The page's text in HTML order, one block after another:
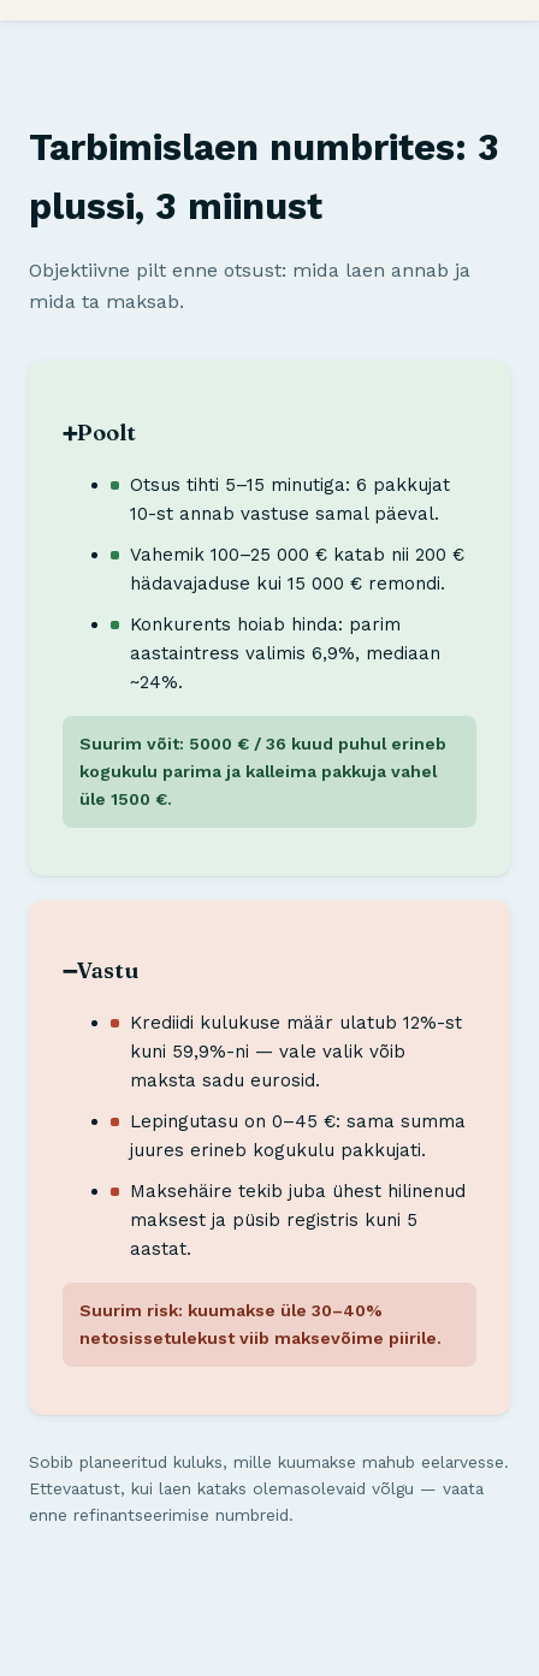
Tarbimislaen numbrites: 3
plussi, 3 miinust
Objektiivne pilt enne otsust: mida laen annab ja
mida ta maksab.
➕Poolt
Otsus tihti 5–15 minutiga: 6 pakkujat
10-st annab vastuse samal päeval.
Vahemik 100–25 000 € katab nii 200 €
hädavajaduse kui 15 000 € remondi.
Konkurents hoiab hinda: parim
aastaintress valimis 6,9%, mediaan
~24%.
Suurim võit: 5000 € / 36 kuud puhul erineb
kogukulu parima ja kalleima pakkuja vahel
üle 1500 €.
➖Vastu
Krediidi kulukuse määr ulatub 12%-st
kuni 59,9%-ni — vale valik võib
maksta sadu eurosid.
Lepingutasu on 0–45 €: sama summa
juures erineb kogukulu pakkujati.
Maksehäire tekib juba ühest hilinenud
maksest ja püsib registris kuni 5
aastat.
Suurim risk: kuumakse üle 30–40%
netosissetulekust viib maksevõime piirile.
Sobib planeeritud kuluks, mille kuumakse mahub eelarvesse.
Ettevaatust, kui laen kataks olemasolevaid võlgu — vaata
enne refinantseerimise numbreid.